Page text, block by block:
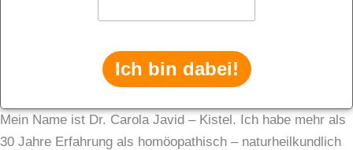
Ich bin dabei!
Mein Name ist Dr. Carola Javid – Kistel. Ich habe mehr als
30 Jahre Erfahrung als homöopathisch – naturheilkundlich